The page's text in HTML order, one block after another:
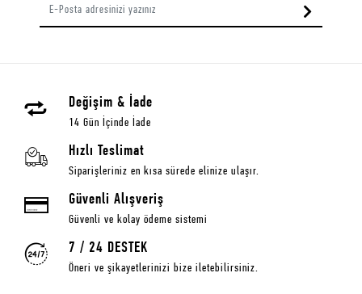
Değişim & İade
14 Gün İçinde İade
Hızlı Teslimat
Siparişleriniz en kısa sürede elinize ulaşır.
Güvenli Alışveriş
Güvenli ve kolay ödeme sistemi
7 / 24 DESTEK
Öneri ve şikayetlerinizi bize iletebilirsiniz.